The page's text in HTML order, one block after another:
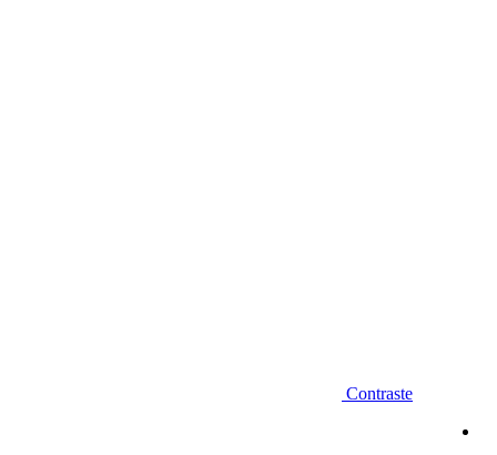
Contraste